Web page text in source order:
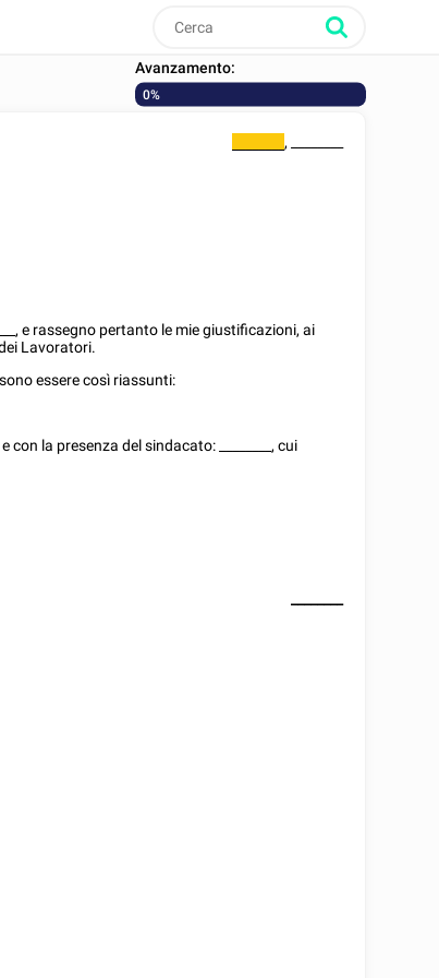
Avanzamento:
0%
,
, e rassegno pertanto le mie giustificazioni, ai
Lavoratori.
essere così riassunti:
con la presenza del sindacato:
, cui